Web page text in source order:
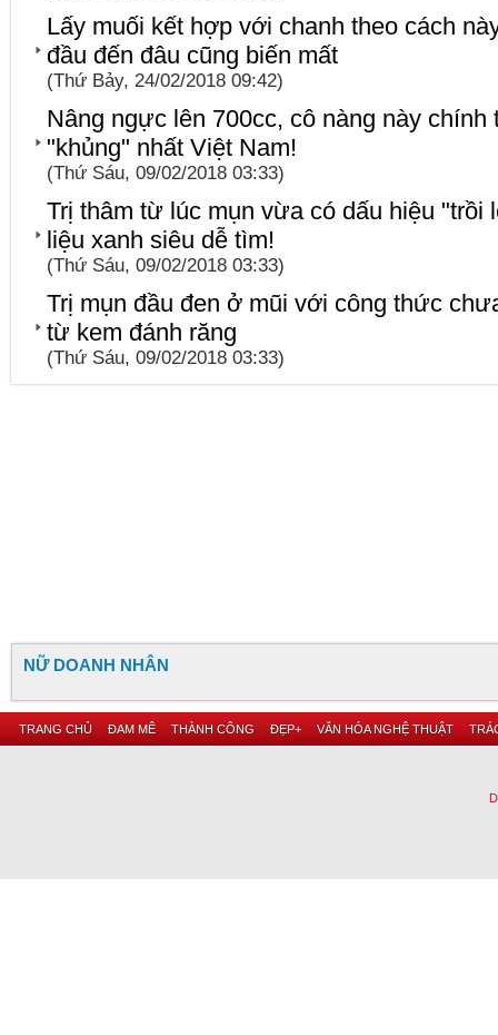
Lấy muối kết hợp với chanh theo cách
đầu đến đâu cũng biến mất
(Thứ Bảy, 24/02/2018 09:42)
Nâng ngực lên 700cc, cô nàng này
"khủng" nhất Việt Nam!
(Thứ Sáu, 09/02/2018 03:33)
Trị thâm từ lúc mụn vừa có dấu hiệu "trồi
liệu xanh siêu dễ tìm!
(Thứ Sáu, 09/02/2018 03:33)
Trị mụn đầu đen ở mũi với công thức
từ kem đánh răng
(Thứ Sáu, 09/02/2018 03:33)
NỮ DOANH NHÂN
TRANG CHỦ ĐAM MÊ THÀNH CÔNG ĐẸP+ VĂN HÓA NGHỆ THUẬT